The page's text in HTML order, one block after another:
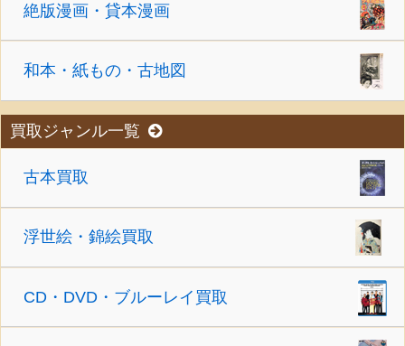
絶版漫画・貸本漫画
和本・紙もの・古地図
買取ジャンル一覧
古本買取
浮世絵・錦絵買取
CD・DVD・ブルーレイ買取